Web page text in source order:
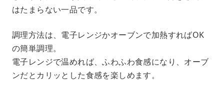
はたまらない一品です。
調理方法は、電子レンジかオーブンで加熱すればOK
の簡単調理。
電子レンジで温めれば、ふわふわ食感になり、オーブ
ンだとカリッとした食感を楽しめます。